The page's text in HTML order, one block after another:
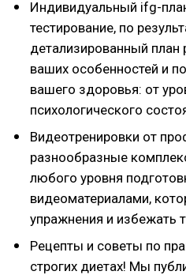
Индивидуальный ifg-
тестирование, по
детализированный
ваших особенностей и
вашего здоровья: от
психологического
Видеотренировки от
разнообразные
любого уровня
видеоматериалами,
упражнения и избежать
Рецепты и советы по
строгих диетах! Мы